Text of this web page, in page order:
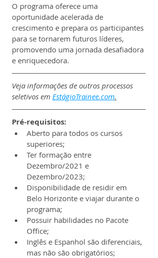
O programa oferece uma
oportunidade acelerada de
crescimento e prepara os participantes
para se tornarem futuros líderes,
promovendo uma jornada desafiadora
e enriquecedora.
Veja informações de outros processos
seletivos em EstágioTrainee.com.
Pré-requisitos:
Aberto para todos os cursos
superiores;
Ter formação entre
Dezembro/2021 e
Dezembro/2023;
Disponibilidade de residir em
Belo Horizonte e viajar durante o
programa;
Possuir habilidades no Pacote
Office;
Inglês e Espanhol são diferenciais,
mas não são obrigatórios;